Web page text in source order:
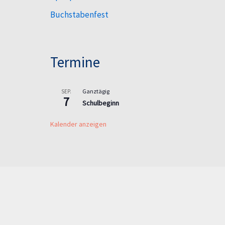
Buchstabenfest
Termine
SEP.
7
Ganztägig
Schulbeginn
Kalender anzeigen